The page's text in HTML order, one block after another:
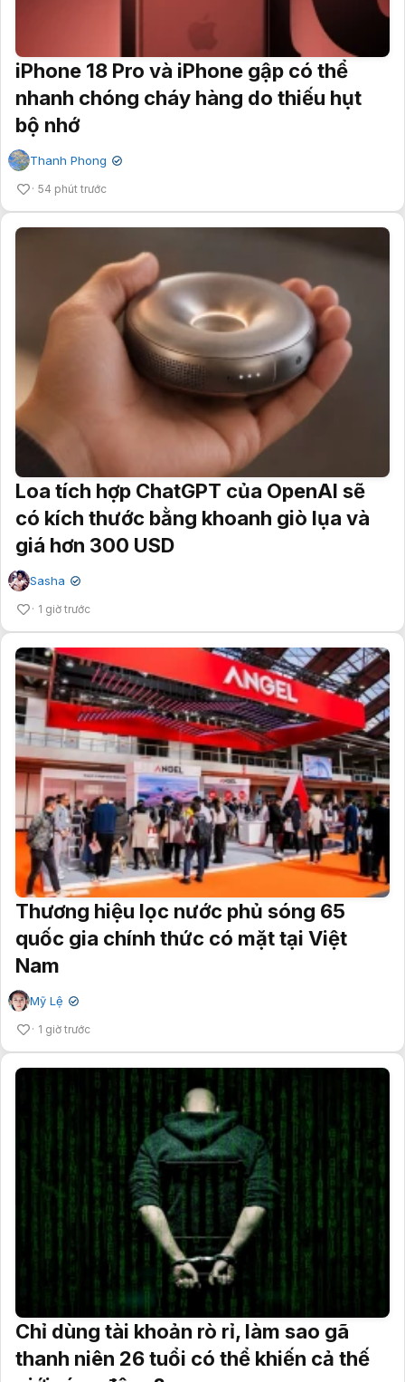
iPhone 18 Pro và iPhone gập có thể
nhanh chóng cháy hàng do thiếu hụt
bộ nhớ
Thanh Phong ✔
54 phút trước
Loa tích hợp ChatGPT của OpenAI sẽ
có kích thước bằng khoanh giò lụa và
giá hơn 300 USD
Sasha ✔
1 giờ trước
Thương hiệu lọc nước phủ sóng 65
quốc gia chính thức có mặt tại Việt
Nam
Mỹ Lệ ✔
1 giờ trước
Chỉ dùng tài khoản rò rỉ, làm sao gã
thanh niên 26 tuổi có thể khiến cả thế